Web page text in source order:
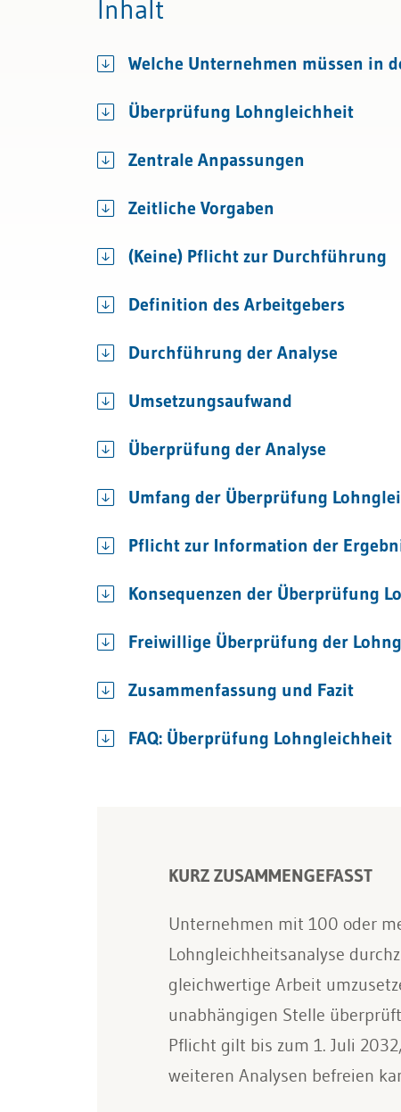
Bau & Immobilien
Sozialversicherungen
Inhalt
Welche Unternehmen müssen in
Überprüfung Lohngleichheit
Zentrale Anpassungen
Zeitliche Vorgaben
(Keine) Pflicht zur Durchführung
Definition des Arbeitgebers
Durchführung der Analyse
Umsetzungsaufwand
Überprüfung der Analyse
Umfang der Überprüfung
Pflicht zur Information der
Konsequenzen der Überprüfung
Freiwillige Überprüfung der
Zusammenfassung und Fazit
FAQ: Überprüfung Lohngleichheit
KURZ ZUSAMMENGEFASST
Unternehmen mit 100 oder
Lohngleichheitsanalyse
gleichwertige Arbeit
unabhängigen Stelle
Pflicht gilt bis zum 1. Juli
weiteren Analysen befreien